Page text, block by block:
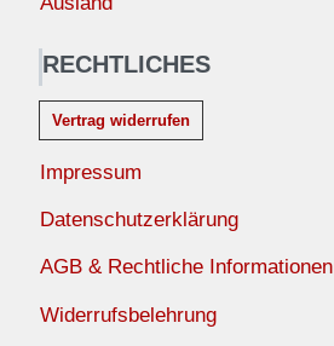
RECHTLICHES
Vertrag widerrufen
Impressum
Datenschutzerklärung
AGB & Rechtliche Informationen
Widerrufsbelehrung